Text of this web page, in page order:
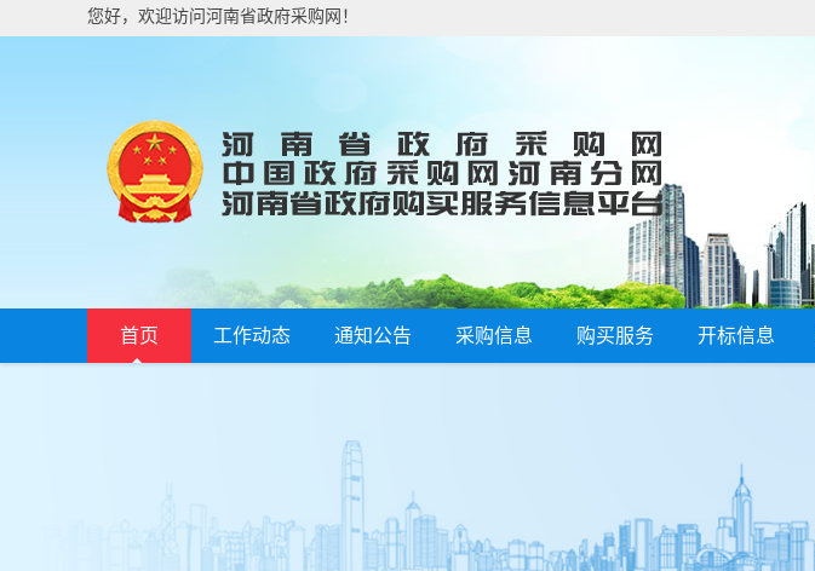
您好，欢迎访问河南省政府采购网！
首页 工作动态 通知公告 采购信息 购买服务 开标信息